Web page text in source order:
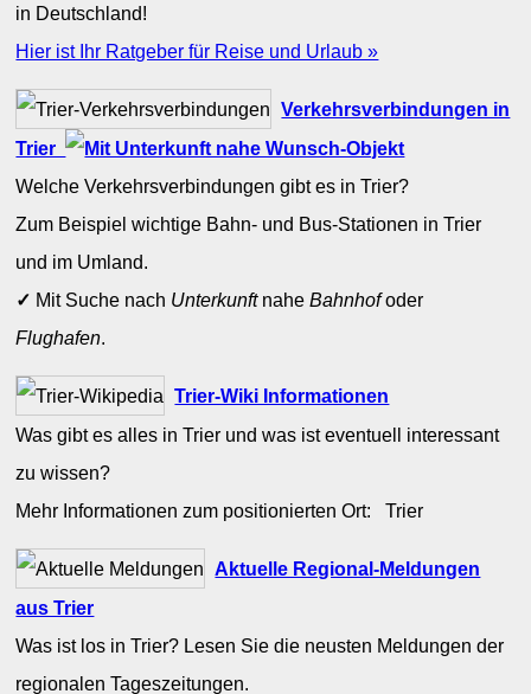
in Deutschland!
Hier ist Ihr Ratgeber für Reise und Urlaub »
Verkehrsverbindungen in
Trier
Welche Verkehrsverbindungen gibt es in Trier?
Zum Beispiel wichtige Bahn- und Bus-Stationen in Trier
und im Umland.
✓ Mit Suche nach UnterkunftnaheBahnhofoder
Flughafen.
Trier-Wiki Informationen
Was gibt es alles in Trier und was ist eventuell interessant
zu wissen?
Mehr Informationen zum positionierten Ort: Trier
Aktuelle Regional-Meldungen
aus Trier
Was ist los in Trier? Lesen Sie die neusten Meldungen der
regionalen Tageszeitungen.